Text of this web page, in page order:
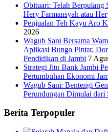
Obituari: Telah Berpulang
Hery Farmansyah atau
Penjualan Teh Kayu Aro
2026
Wagub Sani Bersama
Aplikasi Bungo Pintar,
Pendidikan di Jambi 7
Strategi Jitu Bank Jambi
Pertumbuhan Ekonomi
Wagub Sani: Bentengi
Perundungan Dimulai dari
Berita Terpopuler